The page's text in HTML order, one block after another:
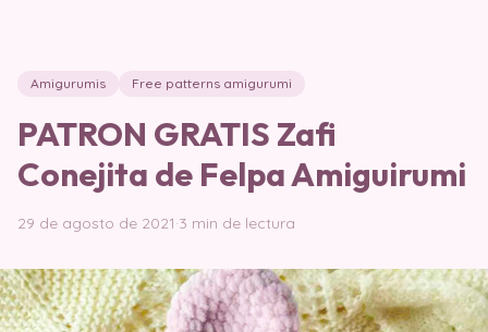
Amigurumis Free patterns amigurumi
PATRON GRATIS Zafi
Conejita de Felpa Amiguirumi
29 de agosto de 2021·3 min de lectura